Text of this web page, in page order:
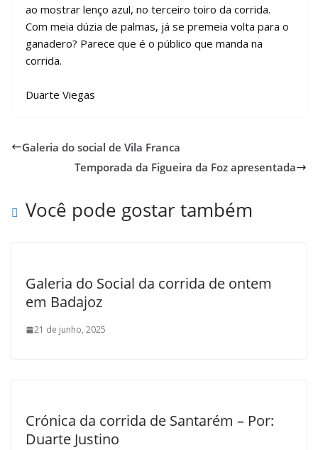
ao mostrar lenço azul, no terceiro toiro da corrida.
Com meia dúzia de palmas, já se premeia volta para o
ganadero? Parece que é o público que manda na
corrida.
Duarte Viegas
Galeria do social de Vila Franca
Temporada da Figueira da Foz apresentada
Você pode gostar também
Galeria do Social da corrida de ontem
em Badajoz
21 de junho, 2025
Crónica da corrida de Santarém – Por:
Duarte Justino